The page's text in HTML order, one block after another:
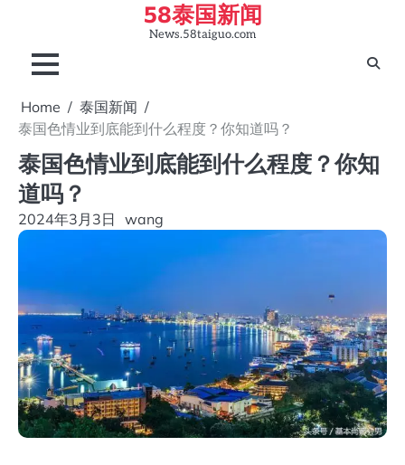
content
58泰国新闻
News.58taiguo.com
Home
泰国新闻
泰国色情业到底能到什么程度？你知道吗？
泰国色情业到底能到什么程度？你知
道吗？
2024年3月3日 wang